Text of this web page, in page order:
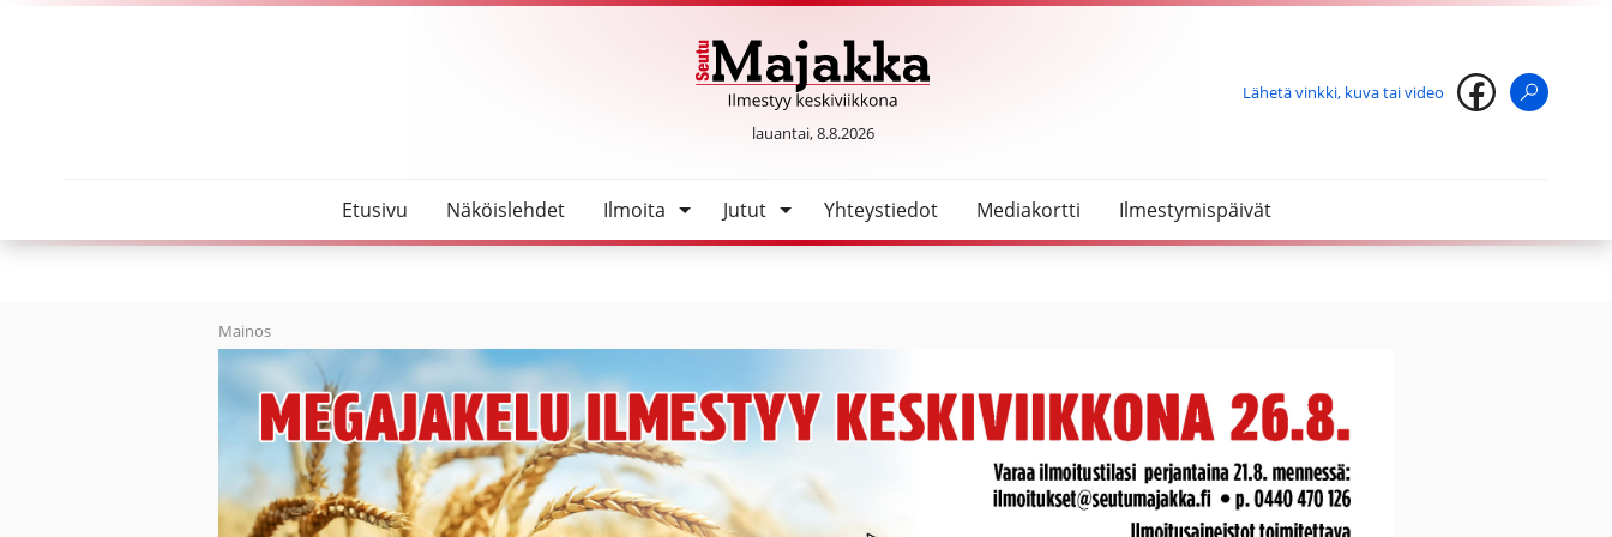
SeutuMajakka
lauantai, 8.8.2026
Lähetä vinkki, kuva tai video
Etusivu Näköislehdet Ilmoita Jutut Yhteystiedot Mediakortti Ilmestymispäivät
Mainos